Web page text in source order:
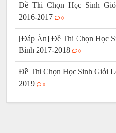
Đề Thi Chọn Học Sinh
2016-2017
0
[Đáp Án] Đề Thi Chọn Học
Bình 2017-2018
0
Đề Thi Chọn Học Sinh Giỏi
2019
0